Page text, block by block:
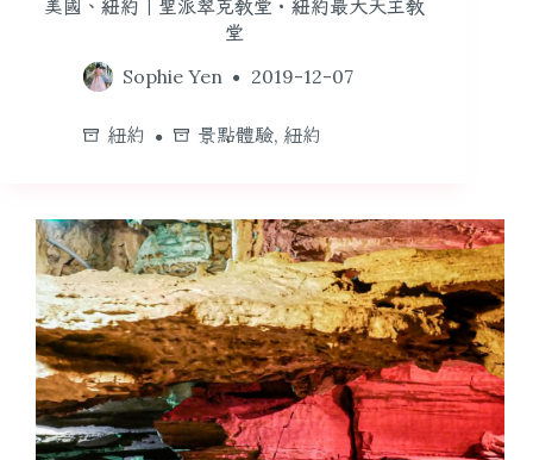
美國、紐約｜聖派翠克教堂・紐約最大天主教
堂
Sophie Yen
2019-12-07
紐約 景點體驗, 紐約